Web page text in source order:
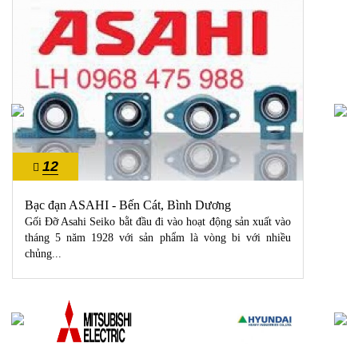
12
10/2022
Bạc đạn ASAHI - Bến Cát, Bình Dương
Gối Đỡ Asahi Seiko bằt đầu đi vào hoạt động sản xuất vào
tháng 5 năm 1928 với sản phẩm là vòng bi với nhiều
chủng...